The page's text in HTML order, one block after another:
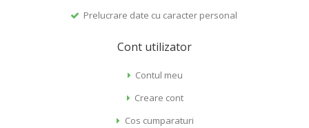
Prelucrare date cu caracter personal
Cont utilizator
Contul meu
Creare cont
Cos cumparaturi